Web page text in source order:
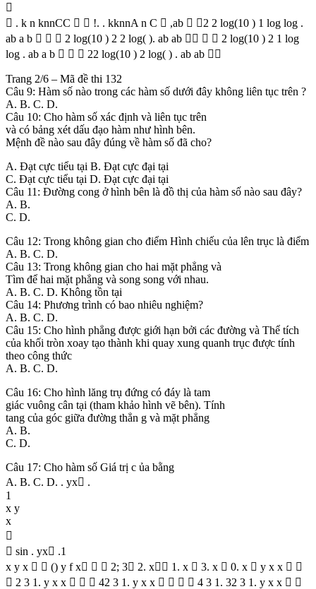

 . k n knnCC   !. . kknnA n C  ,ab  2 2 log(10 ) 1 log log .
ab a b    2 log(10 ) 2 2 log( ). ab ab    2 log(10 ) 2 1 log
log . ab a b    22 log(10 ) 2 log( ) . ab ab 
Trang 2/6 – Mã đề thi 132
Câu 9: Hàm số nào trong các hàm số dưới đây không liên tục trên ?
A. B. C. D.
Câu 10: Cho hàm số xác định và liên tục trên
và có bảng xét dấu đạo hàm như hình bên.
Mệnh đề nào sau đây đúng về hàm số đã cho?
A. Đạt cực tiểu tại B. Đạt cực đại tại
C. Đạt cực tiểu tại D. Đạt cực đại tại
Câu 11: Ðường cong ở hình bên là đồ thị của hàm số nào sau đây?
A. B.
C. D.
Câu 12: Trong không gian cho điểm Hình chiếu của lên trục là điểm
A. B. C. D.
Câu 13: Trong không gian cho hai mặt phẳng và
Tìm để hai mặt phẳng và song song với nhau.
A. B. C. D. Không tồn tại
Câu 14: Phương trình có bao nhiêu nghiệm?
A. B. C. D.
Câu 15: Cho hình phẳng được giới hạn bởi các đường và Thể tích
của khối tròn xoay tạo thành khi quay xung quanh trục được tính
theo công thức
A. B. C. D.
Câu 16: Cho hình lăng trụ đứng có đáy là tam
giác vuông cân tại (tham khảo hình vẽ bên). Tính
tang của góc giữa đường thẳn g và mặt phẳng
A. B.
C. D.
Câu 17: Cho hàm số Giá trị c ủa bằng
A. B. C. D. . yx .
1
x y
x

 sin . yx .1
x y x   () y f x   2; 3 2. x 1. x  3. x  0. x  y x x  
 2 3 1. y x x    42 3 1. y x x     4 3 1. 32 3 1. y x x  